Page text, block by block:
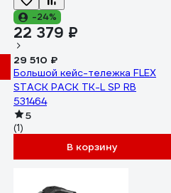
-24%
22 379 ₽
29 510 ₽
Большой кейс-тележка FLEX
STACK PACK TK-L SP RB
531464
5
(1)
В корзину